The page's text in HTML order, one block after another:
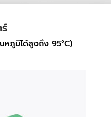
ภูมิได้สูงถึง 95°C)